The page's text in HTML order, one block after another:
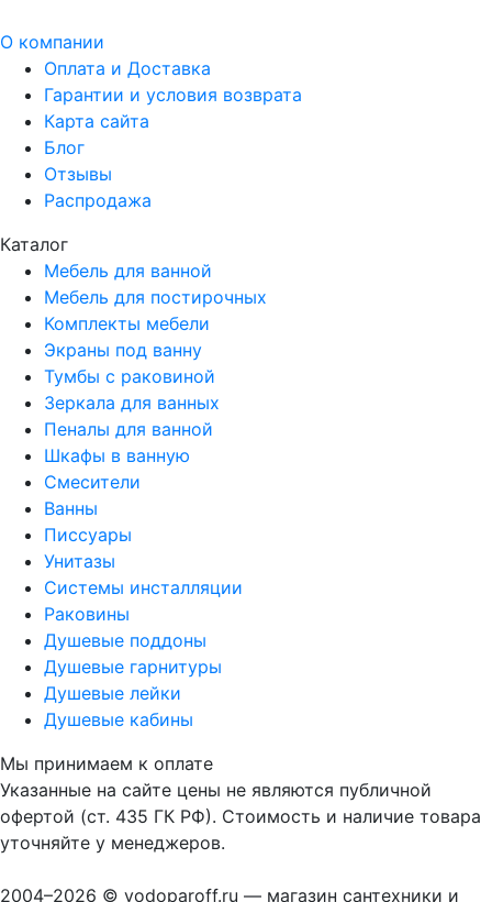
О компании
Оплата и Доставка
Гарантии и условия возврата
Карта сайта
Блог
Отзывы
Распродажа
Каталог
Мебель для ванной
Мебель для постирочных
Комплекты мебели
Экраны под ванну
Тумбы с раковиной
Зеркала для ванных
Пеналы для ванной
Шкафы в ванную
Смесители
Ванны
Писсуары
Унитазы
Системы инсталляции
Раковины
Душевые поддоны
Душевые гарнитуры
Душевые лейки
Душевые кабины
Мы принимаем к оплате
Указанные на сайте цены не являются публичной
офертой (ст. 435 ГК РФ). Стоимость и наличие товара
уточняйте у менеджеров.
2004–2026 © vodoparoff.ru — магазин сантехники и